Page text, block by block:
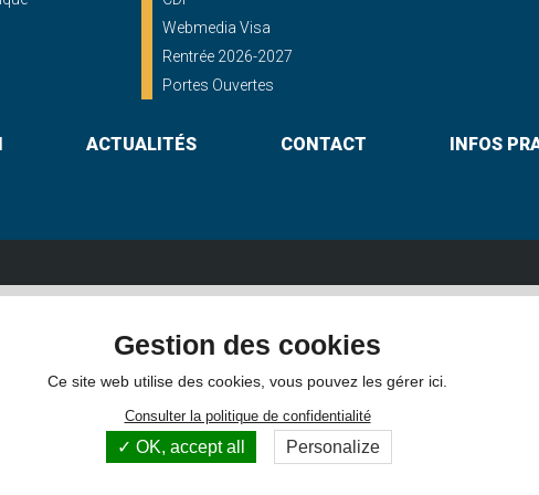
Webmedia Visa
Rentrée 2026-2027
Portes Ouvertes
ACTUALITÉS CONTACT INFOS
- 56000 VANNES
Itinéraire
16, rue du Maréchal Foch - 56000 VANNES
02 97 46 60 30 Itinéraire
Gestion des cookies
Ce site web utilise des cookies, vous pouvez les gérer ici.
Consulter la politique de confidentialité
OK, accept all Personalize